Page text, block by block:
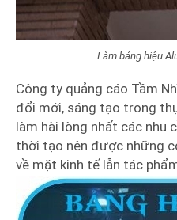
Làm bảng hiệu
Công ty quảng cáo Tầm
đổi mới, sáng tạo trong
làm hài lòng nhất các nhu
thời tạo nên được những
về mặt kinh tế lẫn tác